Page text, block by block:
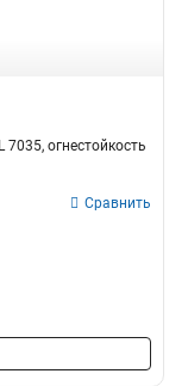
огнестойкость
Сравнить